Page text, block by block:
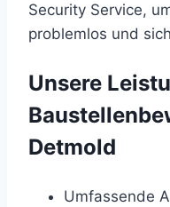
Security Service,
problemlos und
Unsere
Detmold
Umfassende